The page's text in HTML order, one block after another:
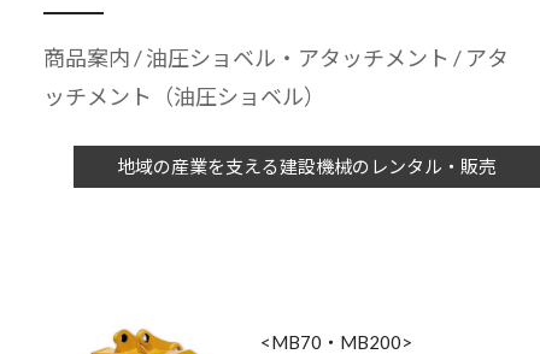
商品案内/油圧ショベル・アタッチメント / アタ
ッチメント（油圧ショベル）
地域の産業を支える建設機械のレンタル・販売
<MB70・MB200>